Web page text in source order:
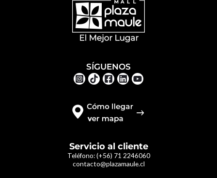
Servicio al cliente
Teléfono:(+56) 71 2246060
contacto@plazamaule.cl
SÍGUENOS